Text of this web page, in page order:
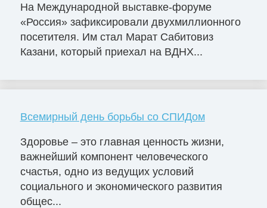
На Международной выставке-форуме
«Россия» зафиксировали двухмиллионного
посетителя. Им стал Марат Сабитовиз
Казани, который приехал на ВДНХ...
Всемирный день борьбы со СПИДом
Здоровье – это главная ценность жизни,
важнейший компонент человеческого
счастья, одно из ведущих условий
социального и экономического развития
общес...